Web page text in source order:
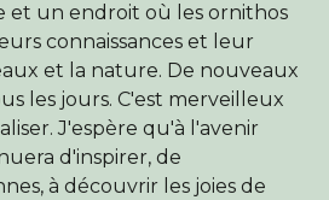
et un endroit où les ornithos
connaissances et leur
et la nature. De nouveaux
les jours. C'est merveilleux
J'espère qu'à l'avenir
d'inspirer, de
à découvrir les joies de